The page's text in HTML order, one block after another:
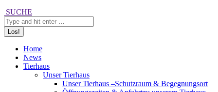
Search:
SUCHE
Home
News
Tierhaus
Unser Tierhaus
Unser Tierhaus –Schutzraum & Begegnungsort